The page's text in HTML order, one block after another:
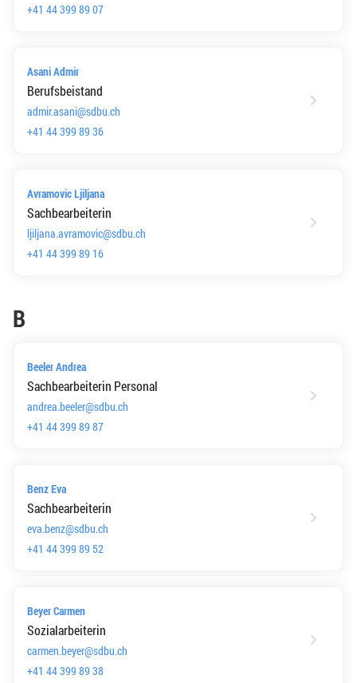
+41 44 399 89 07
Asani Admir
Berufsbeistand
admir.asani@sdbu.ch
+41 44 399 89 36
Avramovic Ljiljana
Sachbearbeiterin
ljiljana.avramovic@sdbu.ch
+41 44 399 89 16
B
Beeler Andrea
Sachbearbeiterin Personal
andrea.beeler@sdbu.ch
+41 44 399 89 87
Benz Eva
Sachbearbeiterin
eva.benz@sdbu.ch
+41 44 399 89 52
Beyer Carmen
Sozialarbeiterin
carmen.beyer@sdbu.ch
+41 44 399 89 38